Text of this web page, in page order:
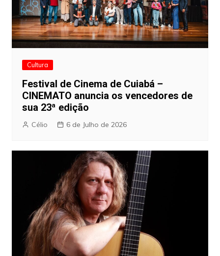
Cultura
Festival de Cinema de Cuiabá –
CINEMATO anuncia os vencedores de
sua 23ª edição
Célio 6 de Julho de 2026